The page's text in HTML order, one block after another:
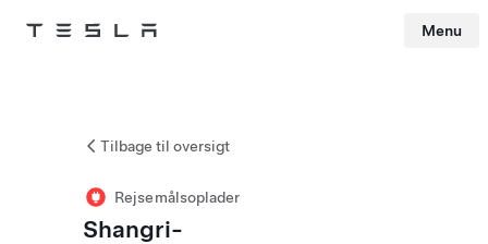
Tesla Menu
Tilbage til oversigt
Rejsemålsoplader
Shangri-